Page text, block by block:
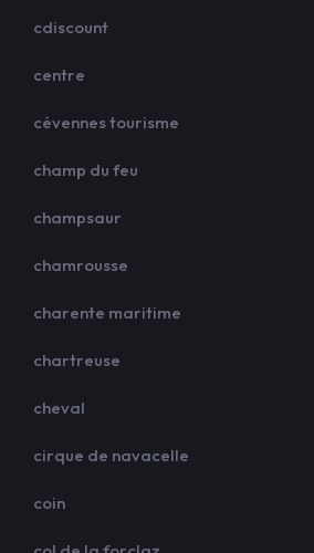
cdiscount
centre
cévennes tourisme
champ du feu
champsaur
chamrousse
charente maritime
chartreuse
cheval
cirque de navacelle
coin